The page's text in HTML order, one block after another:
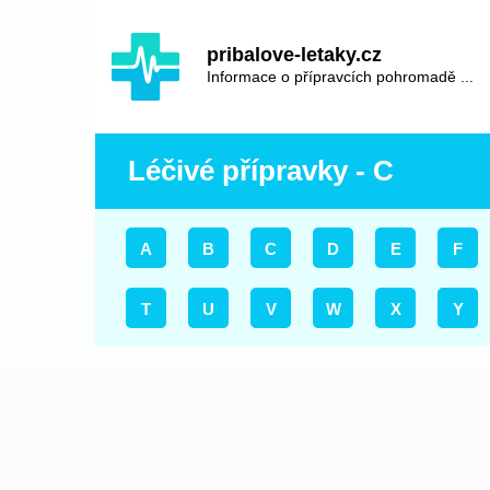
pribalove-letaky.cz
Informace o přípravcích pohromadě ...
Hlavní
navigace
Léčivé přípravky - C
A B C D E F
T U V W X Y